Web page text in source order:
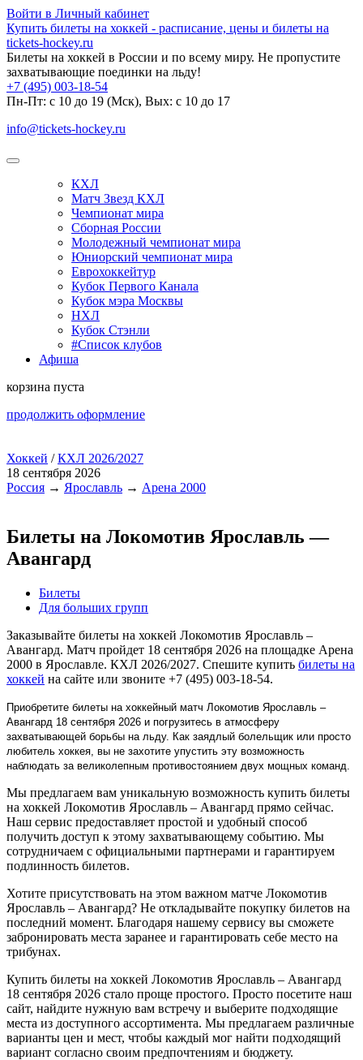
Войти в Личный кабинет
Купить билеты на хоккей - расписание, цены и билеты на
tickets-hockey.ru
Билеты на хоккей в России и по всему миру. Не пропустите
захватывающие поединки на льду!
+7 (495) 003-18-54
Пн-Пт: c 10 до 19 (Мск), Вых: с 10 до 17
info@tickets-hockey.ru
КХЛ
Матч Звезд КХЛ
Чемпионат мира
Сборная России
Молодежный чемпионат мира
Юниорский чемпионат мира
Еврохоккейтур
Кубок Первого Канала
Кубок мэра Москвы
НХЛ
Кубок Стэнли
#Список клубов
Афиша
корзина пуста
продолжить оформление
Хоккей /КХЛ 2026/2027
18 сентября 2026
Россия → Ярославль → Арена 2000
Билеты на Локомотив Ярославль —
Авангард
Билеты
Для больших групп
Заказывайте билеты на хоккей Локомотив Ярославль –
Авангард. Матч пройдет 18 сентября 2026 на площадке Арена
2000 в Ярославле. КХЛ 2026/2027. Спешите купить билеты на
хоккей на сайте или звоните +7 (495) 003-18-54.
Приобретите билеты на хоккейный матч Локомотив Ярославль –
Авангард 18 сентября 2026 и погрузитесь в атмосферу
захватывающей борьбы на льду. Как заядлый болельщик или просто
любитель хоккея, вы не захотите упустить эту возможность
наблюдать за великолепным противостоянием двух мощных команд.
Мы предлагаем вам уникальную возможность купить билеты
на хоккей Локомотив Ярославль – Авангард прямо сейчас.
Наш сервис предоставляет простой и удобный способ
получить доступ к этому захватывающему событию. Мы
сотрудничаем с официальными партнерами и гарантируем
подлинность билетов.
Хотите присутствовать на этом важном матче Локомотив
Ярославль – Авангард? Не откладывайте покупку билетов на
последний момент. Благодаря нашему сервису вы сможете
забронировать места заранее и гарантировать себе место на
трибунах.
Купить билеты на хоккей Локомотив Ярославль – Авангард
18 сентября 2026 стало проще простого. Просто посетите наш
сайт, найдите нужную вам встречу и выберите подходящие
места из доступного ассортимента. Мы предлагаем различные
варианты цен и мест, чтобы каждый мог найти подходящий
вариант согласно своим предпочтениям и бюджету.